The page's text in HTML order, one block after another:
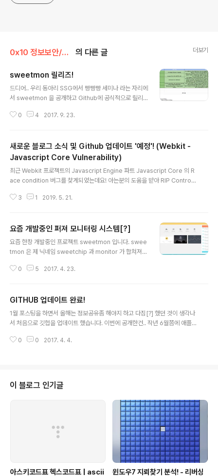
0x10 정보보안/0x11 security 의 다른 글 더보기
sweetmon 릴리즈!
드디어.. 우리 동아리 SSG에서 빵빵빵 세미나 라는 자리에
서 sweetmon 을 공개하고 Github에 공식적으로 릴리
해주시고.. 첫번째 오픈소스 프로젝트라서 부족한 점이 많
입니다.. ;ㅅ; PEP 코딩 컨벤션도 지키지 않아서 개발자 분
이 본다면 경악하실 수도 있겠습니다만.. (원래 혼자 쓰려고
했다는 말로 핑계를 대봅니다.. ;ㅅ;) 그래도.. 다시한번 sw
eetmon 을 소개해드리면 sweetmon은 Fuzz tester
수의 VM에서 퍼징을 할 때 간단한 코딩으로 쉽게 크..
0 4 2017. 9. 23.
새로운 블로그 소식 및 Github 업데이트 '예정'! (Webkit -
Javascript Core Vulnerability)
최근 Webkit 프로젝트의 Javascript Engine 파트 Javascript Core 의 R
ace condition 버그를 찾게되었는데요! 아는분의 도움을 받아 RIP Controll
지지는 못했습니다 ㅠ-ㅠ 세상의 슈퍼 짱짱짱 쩌는 해커들이 너무 많아서 힘들
eetchipsw/vulnerability development by creating an account on
GitHub. github...
3 1 2019. 5. 21.
요즘 개발중인 퍼져 모니터링 시스템[?]
요즘 한창 개발중인 프로젝트 sweetmon 입니다. swee
tmon 은 제 닉네임 sweetchip 과 monitor 가 합쳐져서
들고 있는 프로젝트 입니다. 원래 이번이 처음은 아니었고
아서 중간에 때려쳤다가 다시 퍼징할 일이 생기기를 몇번
을 반복하다 보니 그때마다 편의를 위해 계속 크래시를 한
곳으로 모아주는 것을 만들어야 하는 일이 있었습니다. 이
고 생각해서 같은 동아리 부원인 @shc 의 추천으로 Djan
0 5 2017. 4. 23.
GITHUB 업데이트 완료!
1월 포스팅을 하면서 올해는 정보공유좀 해야지 하고 다짐[?] 했던 것이 생각나
서 처음으로 깃헙을 업데이트 했습니다. 이번에 공개한건.. 작년 6월쯤에 애플
두가지 문제(Bookstore, Bookstore2)의 소스코드를 공유했습니다. SSG
전에 출제한 다른 CTF들의 문제도 공개할 예정입니더. https://github.com/
sweetchipsw
0 0 2017. 4. 4.
이 블로그 인기글
아스키코드표 헥스코드표 | ascii
윈도우7 지뢰찾기 분석! - 리버싱